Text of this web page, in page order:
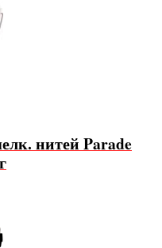
нитей Parade